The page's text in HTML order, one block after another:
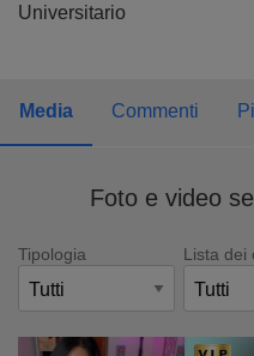
Universitario
Media Commenti
Foto e video
Tipologia Lista dei